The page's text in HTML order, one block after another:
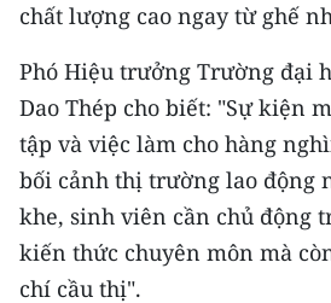
Media Kinh tế
Media Văn hóa
Media Xã hội
Media Pháp luật
Media Du lịch
Media Thế giới
chất lượng cao ngay từ ghế
Phó Hiệu trưởng Trường đại
Dao Thép cho biết: "Sự kiện
tập và việc làm cho hàng
bối cảnh thị trường lao động
khe, sinh viên cần chủ động
kiến thức chuyên môn mà
chí cầu thị".